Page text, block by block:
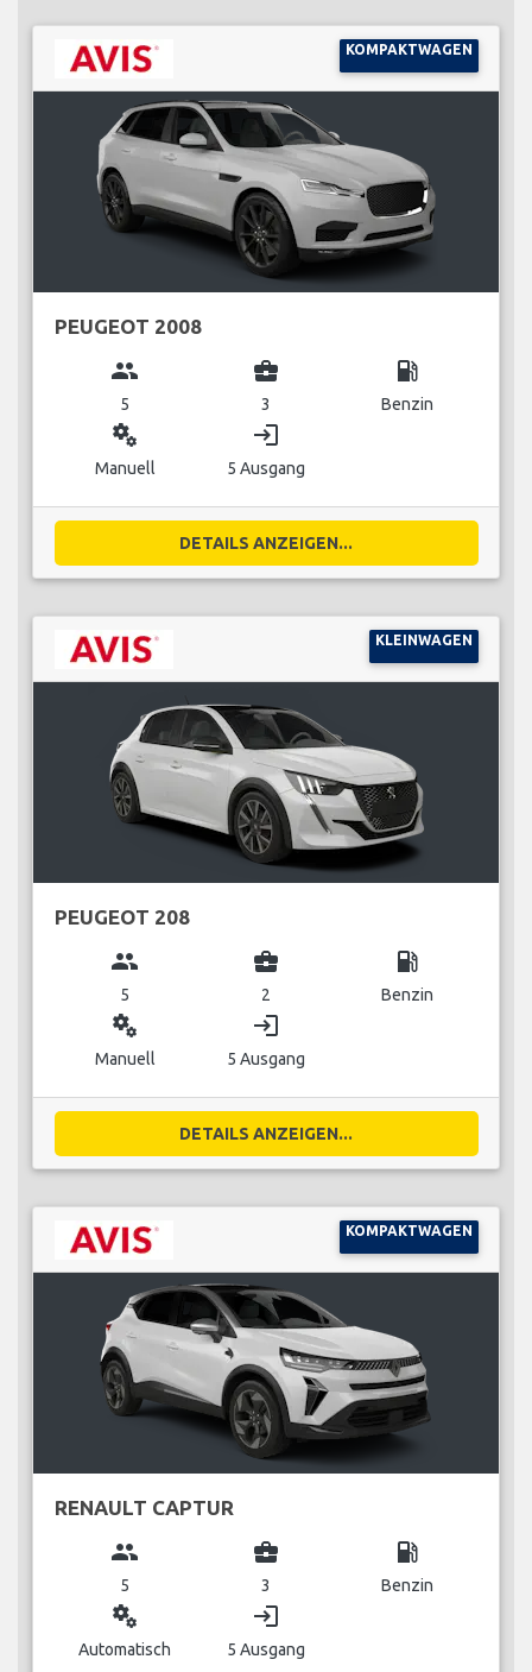
KOMPAKTWAGEN
PEUGEOT 2008
group
5
business_center
3
local_gas_station
Benzin
miscellaneous_services
Manuell
login
5 Ausgang
DETAILS ANZEIGEN...
KLEINWAGEN
PEUGEOT 208
group
5
business_center
2
local_gas_station
Benzin
miscellaneous_services
Manuell
login
5 Ausgang
DETAILS ANZEIGEN...
KOMPAKTWAGEN
RENAULT CAPTUR
group
5
business_center
3
local_gas_station
Benzin
miscellaneous_services
Automatisch
login
5 Ausgang